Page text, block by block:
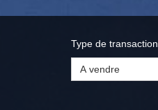
Type de transaction
A vendre